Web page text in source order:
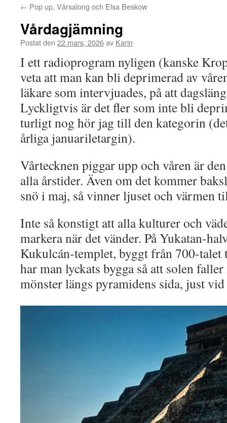
← Pop up, Vårsalong och Elsa Beskow
Vårdagjämning
Postat den 22 mars, 2026av Karin
I ett radioprogram nyligen (kanske
veta att man kan bli deprimerad av
läkare som intervjuades, på att
Lyckligtvis är det fler som inte bli
turligt nog hör jag till den kategorin
årliga januariletargin).
Vårtecknen piggar upp och våren är
alla årstider. Även om det kommer
snö i maj, så vinner ljuset och värmen
Inte så konstigt att alla kulturer och
markera när det vänder. På Yukatan-
Kukulcán-templet, byggt från 700-
har man lyckats bygga så att solen
mönster längs pyramidens sida, just